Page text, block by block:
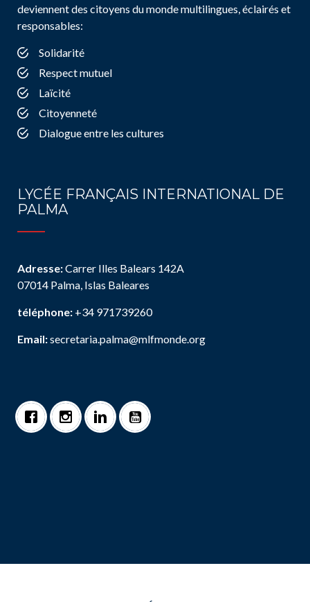
deviennent des citoyens du monde multilingues, éclairés et
responsables:
Solidarité
Respect mutuel
Laïcité
Citoyenneté
Dialogue entre les cultures
LYCÉE FRANÇAIS INTERNATIONAL DE
PALMA
Adresse:Carrer Illes Balears 142A
07014 Palma, Islas Baleares
téléphone: +34 971739260
Email:secretaria.palma@mlfmonde.org